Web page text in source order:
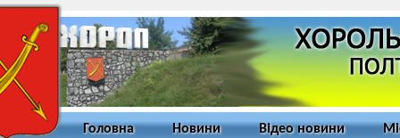
Головна Новини Відео новини